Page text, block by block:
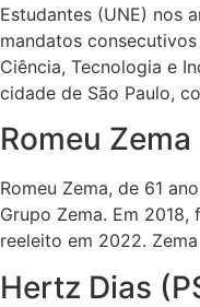
Estudantes (UNE) nos
mandatos
Ciência, Tecnologia e
cidade de São Paulo,
Romeu
Romeu Zema, de 61
Grupo Zema. Em
reeleito em 2022.
Hertz Dias